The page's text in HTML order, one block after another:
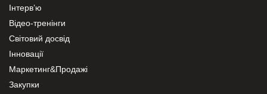
Інтерв’ю
Відео-тренінги
Світовий досвід
Інновації
Маркетинг&Продажі
Закупки